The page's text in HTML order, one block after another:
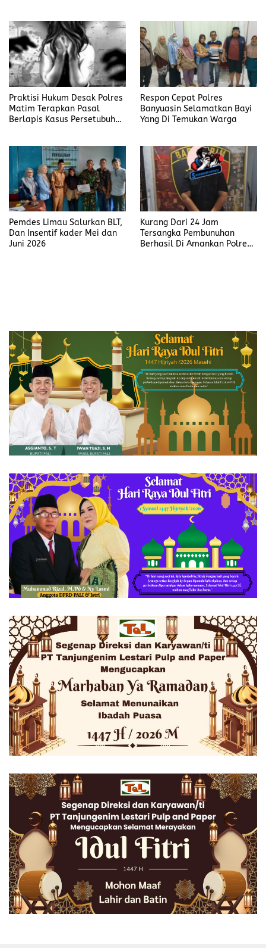
Praktisi Hukum Desak Polres
Matim Terapkan Pasal
Berlapis Kasus Persetubuhan
Respon Cepat Polres
Banyuasin Selamatkan Bayi
Yang Di Temukan Warga
Pemdes Limau Salurkan BLT,
Dan Insentif kader Mei dan
Juni 2026
Kurang Dari 24 Jam
Tersangka Pembunuhan
Berhasil Di Amankan Polres